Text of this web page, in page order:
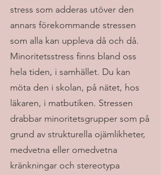
stress som adderas utöver den
annars förekommande stressen
som alla kan uppleva då och då.
Minoritetsstress finns bland oss
hela tiden, i samhället. Du kan
möta den i skolan, på nätet, hos
läkaren, i matbutiken. Stressen
drabbar minoritetsgrupper som på
grund av strukturella ojämlikheter,
medvetna eller omedvetna
kränkningar och stereotypa